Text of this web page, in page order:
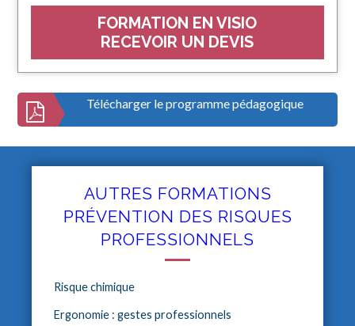
FORMATION EN VISIO
RECEVOIR UN DEVIS
Télécharger le programme pédagogique
AUTRES FORMATIONS
PRÉVENTION DES RISQUES
PROFESSIONNELS
Risque chimique
Ergonomie : gestes professionnels